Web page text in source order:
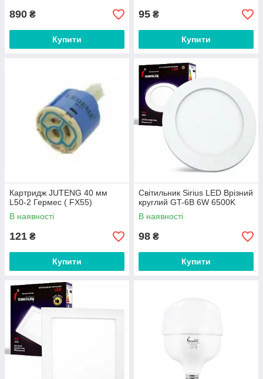
890 ₴
Купити
95 ₴
Купити
Картридж JUTENG 40 мм
L50-2 Гермес ( FX55)
В наявності
121 ₴
Купити
Світильник Sirius LED Врізний
круглий GT-6B 6W 6500K
В наявності
98 ₴
Купити